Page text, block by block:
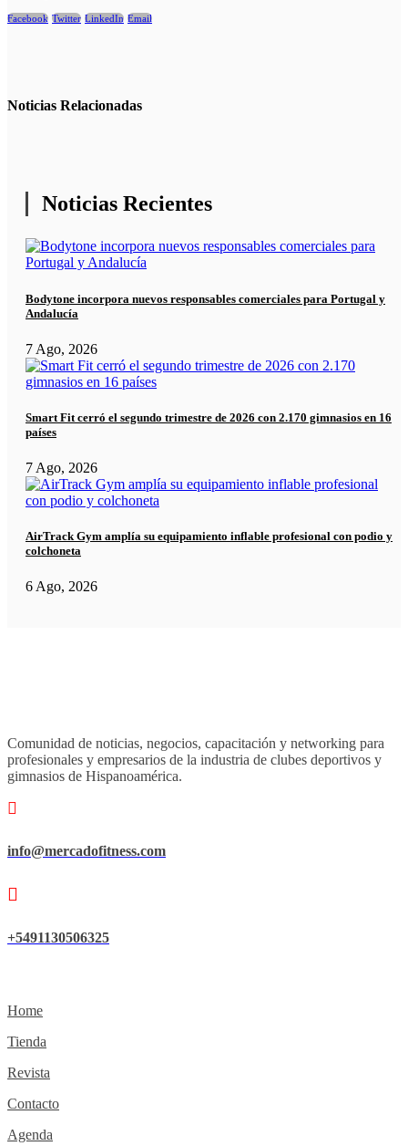
Facebook Twitter LinkedIn Email
Noticias Relacionadas
Noticias Recientes
Bodytone incorpora nuevos responsables comerciales para Portugal y
Andalucía
7 Ago, 2026
Smart Fit cerró el segundo trimestre de 2026 con 2.170 gimnasios en 16
países
7 Ago, 2026
AirTrack Gym amplía su equipamiento inflable profesional con podio y
colchoneta
6 Ago, 2026
Comunidad de noticias, negocios, capacitación y networking para
profesionales y empresarios de la industria de clubes deportivos y
gimnasios de Hispanoamérica.
info@mercadofitness.com
+5491130506325
Home
Tienda
Revista
Contacto
Agenda